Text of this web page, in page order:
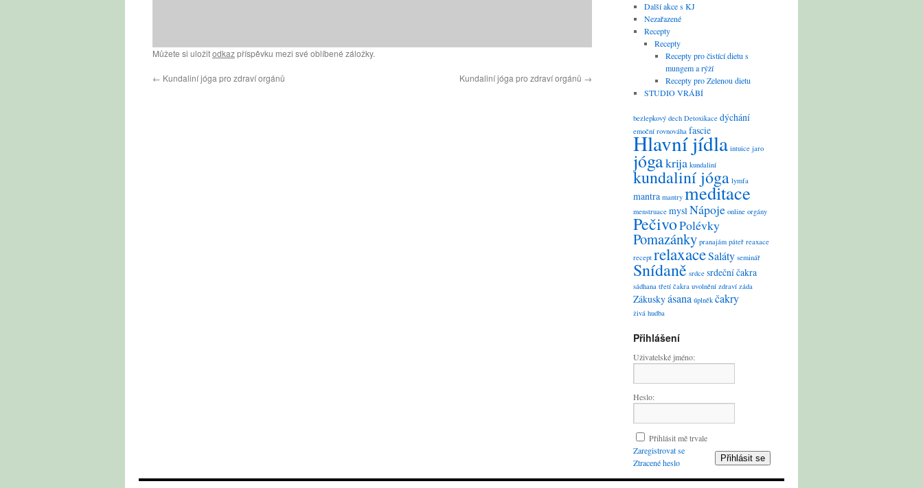
Můžete si uložitodkazpříspěvku mezi své oblíbené záložky.
← Kundaliní jóga pro zdraví orgánů Kundaliní jóga pro zdraví orgánů →
Další akce s KJ
Nezařazené
Recepty
Recepty
Recepty pro čistící dietu s
mungem a rýží
Recepty pro Zelenou dietu
STUDIO VRÁBÍ
bezlepkový dech Detoxikace dýchání
emoční rovnováha fascie
Hlavní jídla intuice jaro
jógakrija kundaliní
kundaliní jóga lymfa
mantra mantry meditace
menstruace myslNápoje online orgány
PečivoPolévky
Pomazánky pranajám páteř reaxace
recept relaxaceSaláty seminář
Snídaně srdce srdeční čakra
sádhana třetí čakra uvolnění zdraví záda
Zákuskyásana úplněk čakry
živá hudba
Přihlášení
Uživatelské jméno:
Heslo:
Přihlásit mě trvale
Přihlásit se
Zaregistrovat se
Ztracené heslo